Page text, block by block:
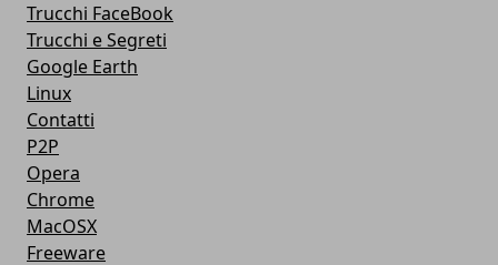
Trucchi FaceBook
Trucchi e Segreti
Google Earth
Linux
Contatti
P2P
Opera
Chrome
MacOSX
Freeware